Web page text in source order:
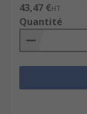
43,47 €HT
Quantité